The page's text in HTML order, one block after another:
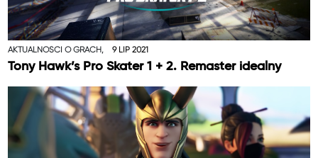
AKTUALNOŚCI O GRACH, 9 LIP 2021
Tony Hawk’s Pro Skater 1 + 2. Remaster idealny